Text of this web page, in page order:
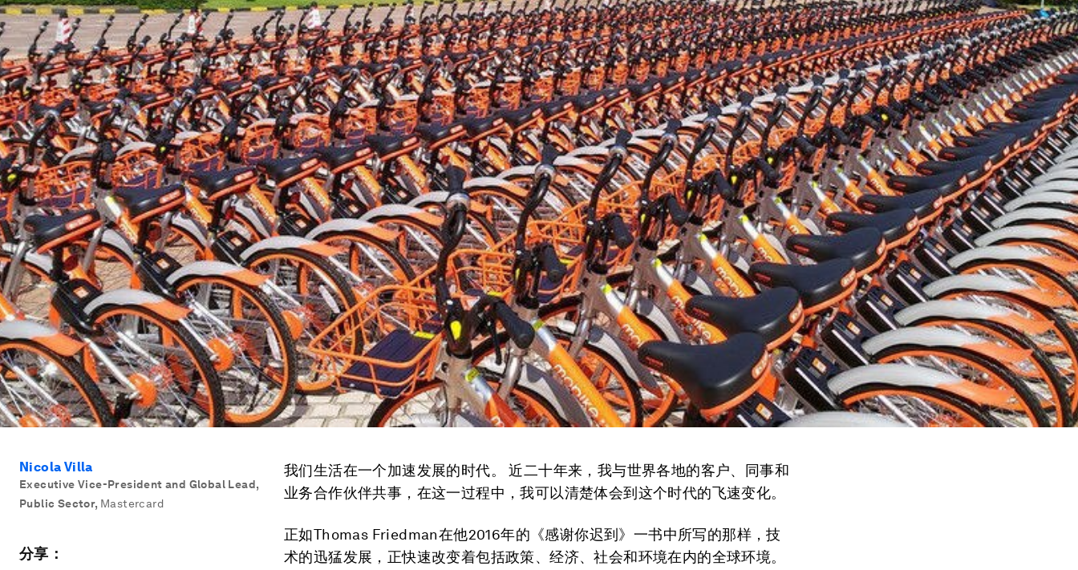
Nicola Villa
Executive Vice-President and Global Lead,
Public Sector, Mastercard
分享：
我们生活在一个加速发展的时代。 近二十年来，我与世界各地的客户、同事和
业务合作伙伴共事，在这一过程中，我可以清楚体会到这个时代的飞速变化。
正如Thomas Friedman在他2016年的《感谢你迟到》一书中所写的那样，技
术的迅猛发展，正快速改变着包括政策、经济、社会和环境在内的全球环境。